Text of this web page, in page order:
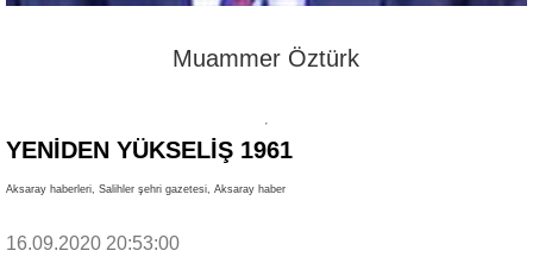
Muammer Öztürk
YENIDEN YÜKSELIŞ 1961
Aksaray haberleri, Salihler şehri gazetesi, Aksaray haber
16.09.2020 20:53:00